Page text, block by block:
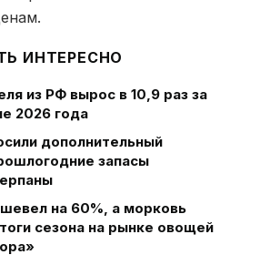
ИНТЕРЕСНО
из РФ вырос в 10,9 раз за
2026 года
дополнительный
запасы
на 60%, а морковь
сезона на рынке овощей